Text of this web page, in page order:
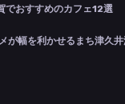
でおすすめのカフェ12選
が幅を利かせるまち津久